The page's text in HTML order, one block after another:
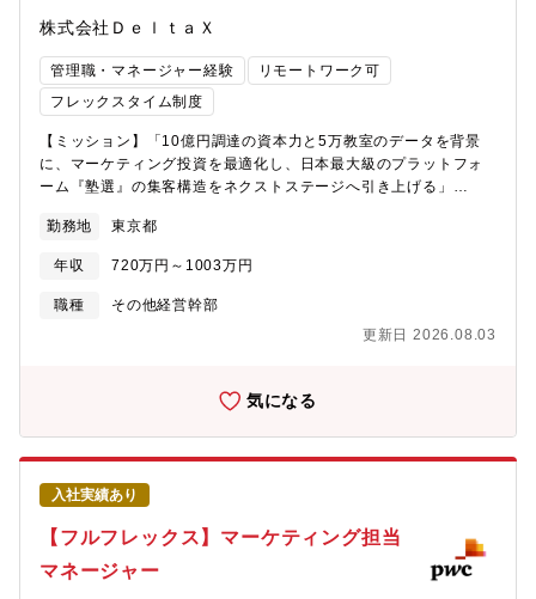
サービスのデジタルマーケティングを一手に担い、企業成長の原
動力となるWeb広告プランナーを募集しています。あなたのこれ
まで培ったWeb広告運用のノウハウを活かし、事業会社の立場で
自社サービスに深く関わりながら、事業成長に直接貢献できる環
境です。インハウスでのスピード感のある環境で、PDCAを回し
ながらダイレクトに結果に貢献できるため、あなた自身の成長を
実感できるはずです。「広告運用の経験をもっと活かしたい」
「自社の事業に戦略的に関わり、成果を出したい」「最新のマー
ご応募をお待ちしています。あなたのチャレンジを全力でサポー
トし、一緒に新しい価値を創造しましょう。
株式会社ＤｅｌｔａＸ
管理職・マネージャー経験
リモートワーク可
フレックスタイム制度
【ミッション】「10億円調達の資本力と5万教室のデータを背景
に、マーケティング投資を最適化し、日本最大級のプラットフォ
ーム『塾選』の集客構造をネクストステージへ引き上げる」
において、マーケティング全般の実行戦略の立案から、組織の統
括までを担う責任者（プレイングマネージャー）を募集します。
CMOやデータ基盤マネージャーと密に連携しながら、PPC広告の
最適化を自らリードし、SEO、SNS、CRMなどあらゆるチャネル
内のIPOに向けた「圧倒的な成約数（CV）の最大化」にコミット
いとテーマ】1. マルチチャンネルを駆使して、マーケティングの
「全体最適」を指揮する各チャネルの部分最適や、限られた予算
のやりくりに終始するマーケティングとは異なります。しっかり
とした予算を背景に、PPC広告への投資、SEO、SNS、CRMなど
を組み合わせた「最も効率よく成果が出るマーケティング・ポー
トフォリオ」を自らの指揮で動かしていくダイナミズムがありま
す。2. 自らも打席に立ちつつ、プロフェッショナルな自律組織を
率いる今回のポジションは、戦略だけを描いて現場に丸投げする
スタイルではありません。PPC広告の運用などコアとなる領域で
勤務地 東京都
年収 720万円～1003万円
職種
その他経営幹部
更新日 2026.08.03
気になる
入社実績あり
【フルフレックス】マーケティング担当
マネージャー